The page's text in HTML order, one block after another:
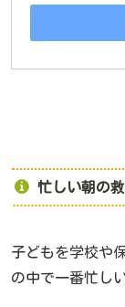
忙しい朝の
子どもを学校や
の中で一番忙し